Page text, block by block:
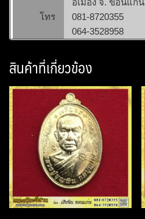
อเมือง จ. ขอนแก่น
โทร
081-8720355
064-3528958
สินค้าที่เกี่ยวข้อง